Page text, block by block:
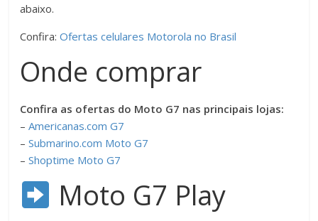
abaixo.
Confira:Ofertas celulares Motorola no Brasil
Onde comprar
Confira as ofertas do Moto G7 nas principais lojas:
–Americanas.com G7
–Submarino.com Moto G7
–Shoptime Moto G7
Moto G7 Play